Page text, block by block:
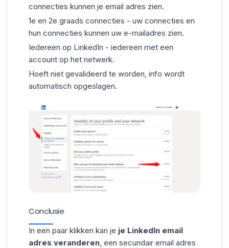
connecties kunnen je email adres zien.
1e en 2e graads connecties - uw connecties en
hun connecties kunnen uw e-mailadres zien.
Iedereen op LinkedIn - iedereen met een
account op het netwerk.
Hoeft niet gevalideerd te worden, info wordt
automatisch opgeslagen.
Conclusie
In een paar klikken kan je je LinkedIn email
adres veranderen, een secundair email adres